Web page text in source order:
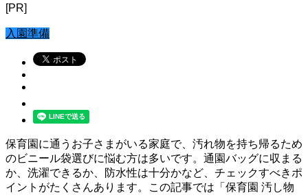
[PR]
入園準備
保育園に通うお子さまがいる家庭で、汚れ物を持ち帰るため
のビニール袋選びに悩む方は多いです。通園バッグに収まる
か、洗濯できるか、防水性は十分かなど、チェックすべきポ
イントがたくさんあります。この記事では「保育園 汚し物